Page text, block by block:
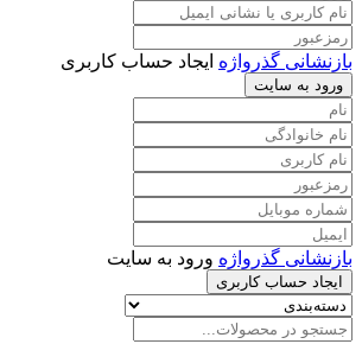
بازنشانی گذرواژه ایجاد حساب کاربری
ورود به سایت
بازنشانی گذرواژه ورود به سایت
ایجاد حساب کاربری